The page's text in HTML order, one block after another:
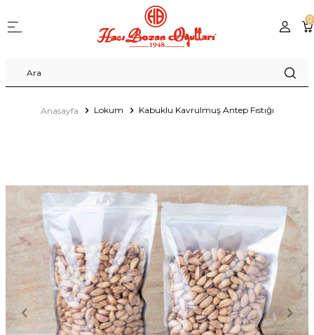
0
Anasayfa Lokum Kabuklu Kavrulmuş Antep Fıstığı